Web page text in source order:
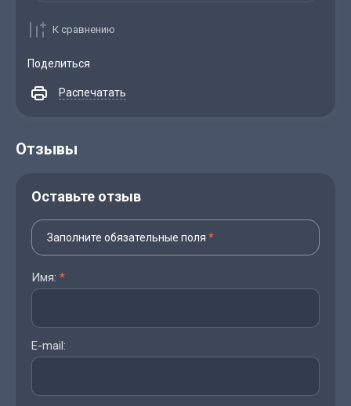
К сравнению
Поделиться
Распечатать
Отзывы
Оставьте отзыв
Заполните обязательные поля *
Имя: *
E-mail: